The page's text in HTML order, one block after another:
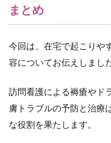
まとめ
今回は、在宅で起こりや
容についてお伝えしました
訪問看護による褥瘡やド
膚トラブルの予防と治療
な役割を果たします。